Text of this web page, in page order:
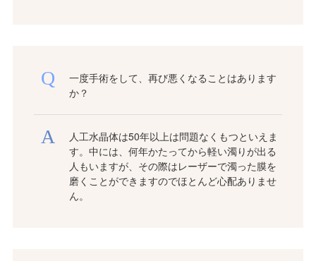
一度手術をして、再び悪くなることはあります
か？
人工水晶体は50年以上は問題なくもつといえま
す。中には、何年かたってから軽い濁りが出る
人もいますが、その際はレーザーで濁った膜を
磨くことができますのでほとんど心配ありませ
ん。